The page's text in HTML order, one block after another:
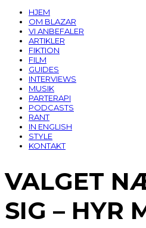
HJEM
OM BLAZAR
VI ANBEFALER
ARTIKLER
FIKTION
FILM
GUIDES
INTERVIEWS
MUSIK
PARTERAPI
PODCASTS
RANT
IN ENGLISH
STYLE
KONTAKT
VALGET
SIG – HYR